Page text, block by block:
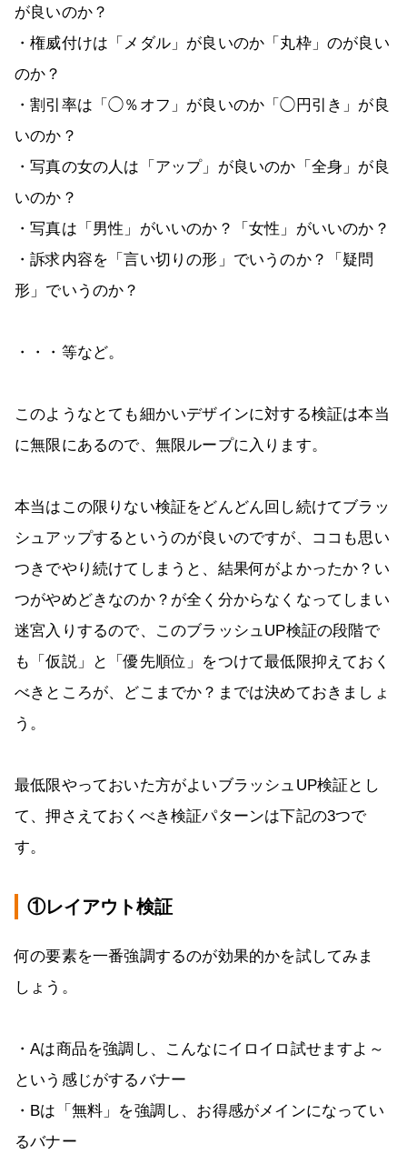
が良いのか？
・権威付けは「メダル」が良いのか「丸枠」のが良い
のか？
・割引率は「◯％オフ」が良いのか「◯円引き」が良
いのか？
・写真の女の人は「アップ」が良いのか「全身」が良
いのか？
・写真は「男性」がいいのか？「女性」がいいのか？
・訴求内容を「言い切りの形」でいうのか？「疑問
形」でいうのか？
・・・等など。
このようなとても細かいデザインに対する検証は本当
に無限にあるので、無限ループに入ります。
本当はこの限りない検証をどんどん回し続けてブラッ
シュアップするというのが良いのですが、ココも思い
つきでやり続けてしまうと、結果何がよかったか？い
つがやめどきなのか？が全く分からなくなってしまい
迷宮入りするので、このブラッシュUP検証の段階で
も「仮説」と「優先順位」をつけて最低限抑えておく
べきところが、どこまでか？までは決めておきましょ
う。
最低限やっておいた方がよいブラッシュUP検証とし
て、押さえておくべき検証パターンは下記の3つで
す。
①レイアウト検証
何の要素を一番強調するのが効果的かを試してみま
しょう。
・Aは商品を強調し、こんなにイロイロ試せますよ～
という感じがするバナー
・Bは「無料」を強調し、お得感がメインになってい
るバナー